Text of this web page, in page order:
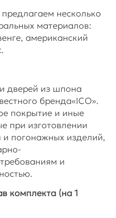
несколько
материалов:
американский
дверей из шпона
бренда«ICO».
покрытие и иные
при изготовлении
и погонажных изделий,
и
комплекта (на 1